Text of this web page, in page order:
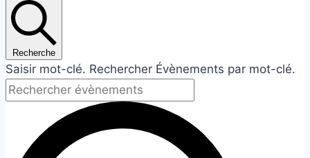
Recherche
Saisir mot-clé. Rechercher Évènements par mot-clé.